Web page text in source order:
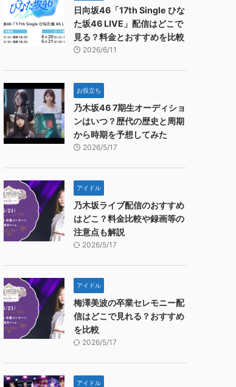
日向坂46「17th Single ひな
た坂46 LIVE」配信はどこで
見る？料金とおすすめを比較
2026/6/11
お役立ち
乃木坂46 7期生オーディショ
ンはいつ？歴代の歴史と周期
から時期を予想してみた
2026/5/17
アイドル
乃木坂ライブ配信のおすすめ
はどこ？料金比較や録画等の
注意点も解説
2026/5/17
アイドル
梅澤美波の卒業セレモニー配
信はどこで見れる？おすすめ
を比較
2026/5/17
アイドル